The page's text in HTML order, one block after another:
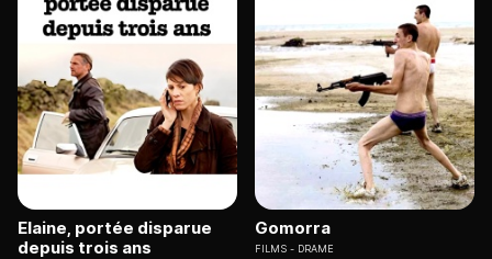
Elaine, portée disparue
depuis trois ans
Gomorra
FILMS DRAME